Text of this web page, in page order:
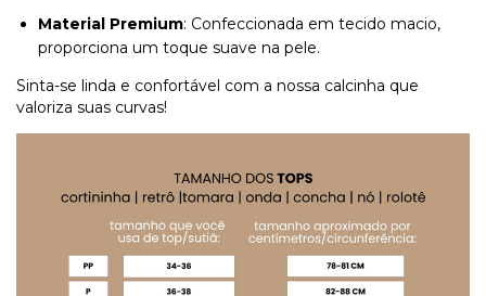
Material Premium: Confeccionada em tecido macio,
proporciona um toque suave na pele.
Sinta-se linda e confortável com a nossa calcinha que
valoriza suas curvas!